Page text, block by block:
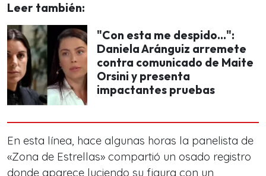
Leer también:
"Con esta me despido...":
Daniela Aránguiz arremete
contra comunicado de Maite
Orsini y presenta
impactantes pruebas
En esta línea, hace algunas horas la panelista de
«Zona de Estrellas» compartió un osado registro
donde aparece luciendo su figura con un